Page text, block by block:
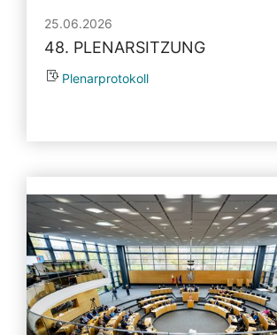
25.06.2026
48. PLENARSITZUNG
Plenarprotokoll